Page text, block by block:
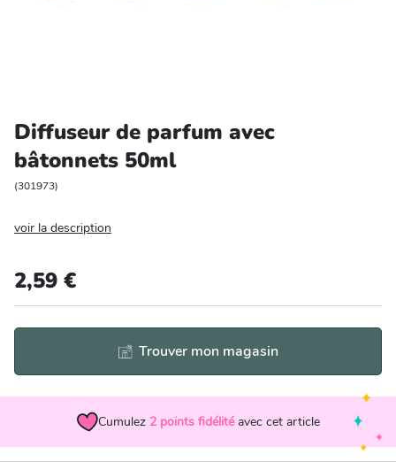
Bricolage et auto
Jardin et plein air
Diffuseur de parfum avec
bâtonnets 50ml
(301973)
voir la description
2,59 €
Trouver mon magasin
Cumulez 2 points fidélité avec cet article